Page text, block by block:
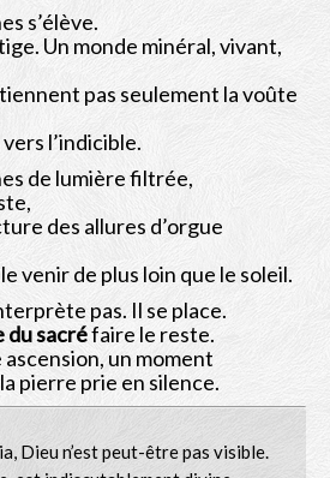
s’élève.
Un monde minéral, vivant,
pas seulement la voûte
l’indicible.
de lumière filtrée,
des allures d’orgue
venir de plus loin que le soleil.
pas. Il se place.
du sacréfaire le reste.
ascension, un moment
pierre prie en silence.
Dieu n’est peut-être pas visible.